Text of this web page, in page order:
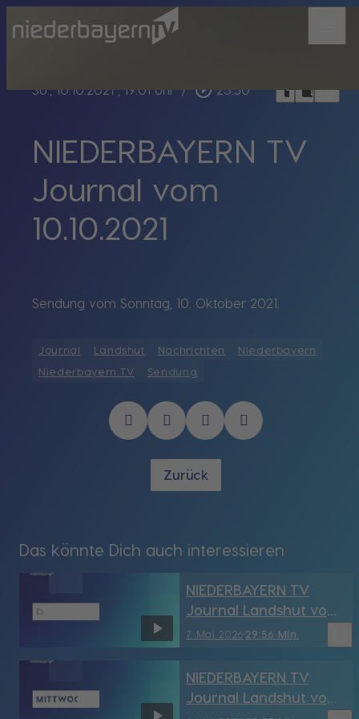
So., 10.10.2021, 19:01 Uhr / play_circle_outline 23:50 headphoneschrome_reader_modebookmark_border
NIEDERBAYERN TV
Journal vom
10.10.2021
Sendung vom Sonntag, 10. Oktober 2021.
Journal Landshut Nachrichten
Niederbayern
Niederbayern TV
Sendung
Zurück
Das könnte Dich auch interessieren
7. Mai 2026 29:56 Min.
NIEDERBAYERN TV
Journal Landshut vom
7.05.2026
NIEDERBAYERN TV
Journal Landshut vom